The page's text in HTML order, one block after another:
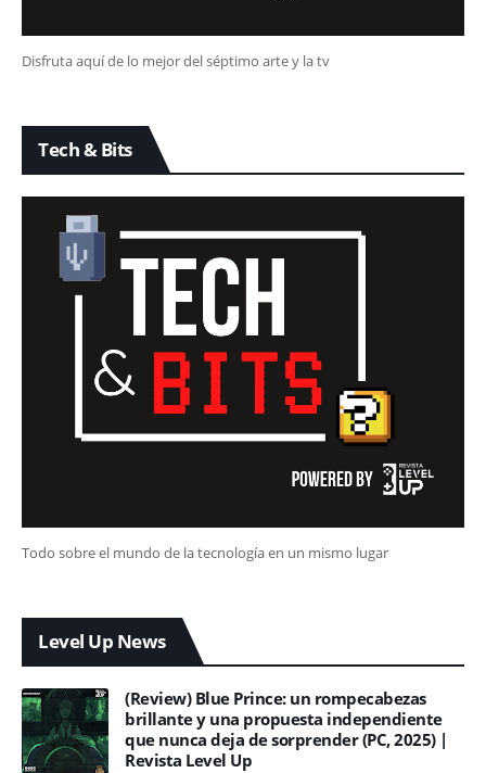
Disfruta aquí de lo mejor del séptimo arte y la tv
Tech & Bits
Todo sobre el mundo de la tecnología en un mismo lugar
Level Up News
(Review) Blue Prince: un rompecabezas
brillante y una propuesta independiente
que nunca deja de sorprender (PC, 2025) |
Revista Level Up